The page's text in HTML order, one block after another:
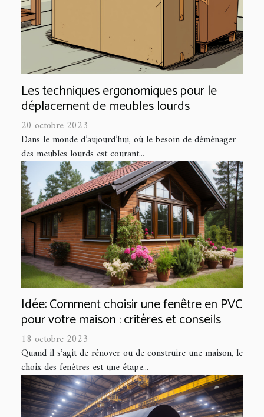
Les techniques ergonomiques pour le
déplacement de meubles lourds
20 octobre 2023
Dans le monde d’aujourd’hui, où le besoin de déménager
des meubles lourds est courant...
Idée: Comment choisir une fenêtre en PVC
pour votre maison : critères et conseils
18 octobre 2023
Quand il s’agit de rénover ou de construire une maison, le
choix des fenêtres est une étape...